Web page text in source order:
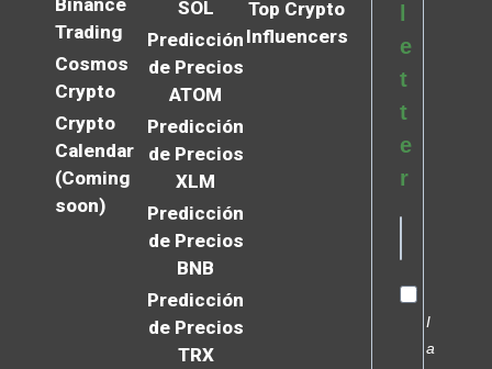
Trading
Cosmos
Crypto
Crypto
Calendar
(Coming
soon)
SOL
Predicción
de Precios
ATOM
Predicción
de Precios
XLM
Predicción
de Precios
BNB
Predicción
de Precios
TRX
Top Crypto
Influencers
e
t
t
e
r
I
a